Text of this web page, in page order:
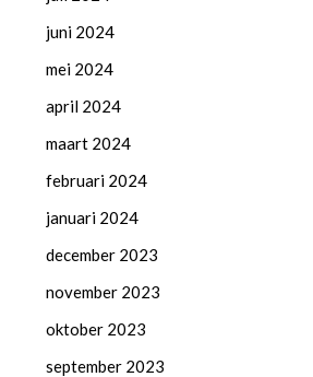
juni 2024
mei 2024
april 2024
maart 2024
februari 2024
januari 2024
december 2023
november 2023
oktober 2023
september 2023